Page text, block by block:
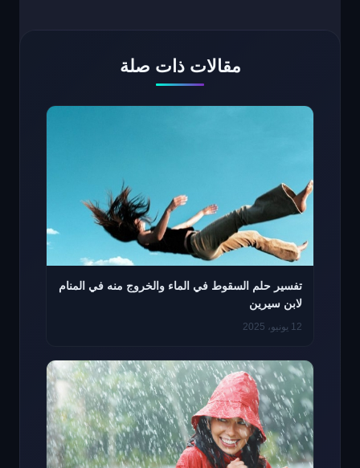
مقالات ذات صلة
تفسير حلم السقوط في الماء والخروج منه في المنام
لابن سيرين
12 يونيو، 2025